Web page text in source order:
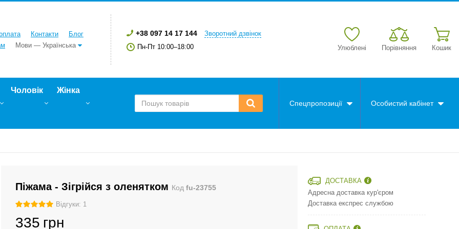
Контакти
Блог
Мови — Українська
+38 097 14 17 144
Зворотний дзвінок
Пн-Пт 10:00–18:00
Улюблені Порівняння Кошик
Чоловік Жінка
Спецпропозиції Особистий кабінет
Піжама - Зігрійся з оленятком Код fu-23755
Відгуки: 1
335 грн
ДОСТАВКА
Адресна доставка кур'єром
Доставка експрес службою